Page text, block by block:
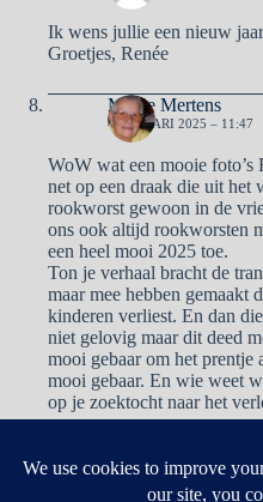
Ik wens jullie een nieuw
Groetjes, Renée
Mieke Mertens
4 JANUARI 2025 – 11:47
WoW wat een mooie
net op een draak die uit het
rookworst gewoon in de
ons ook altijd rookworsten
een heel mooi 2025 toe.
Ton je verhaal bracht de
maar mee hebben gemaakt
kinderen verliest. En dan
niet gelovig maar dit deed
mooi gebaar om het prentje
mooi gebaar. En wie weet
op je zoektocht naar het